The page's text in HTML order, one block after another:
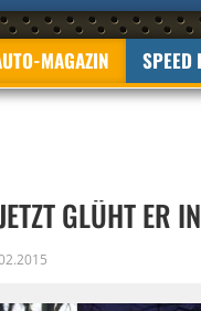
MAGAZIN SPEED
GLÜHT ER